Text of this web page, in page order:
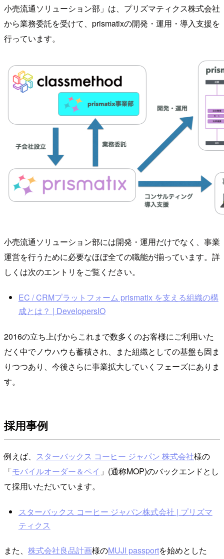
小売流通ソリューション部」は、プリズマティクス株式会社
から業務委託を受けて、prismatixの開発・運用・導入支援を
行っています。
小売流通ソリューション部には開発・運用だけでなく、事業
運営を行うために必要なほぼ全ての職能が揃っています。詳
しくは次のエントリをご覧ください。
EC / CRMプラットフォーム prismatix を支える組織の構
成とは？ | DevelopersIO
2016の立ち上げからこれまで数多くのお客様にご利用いた
だく中でノウハウも蓄積され、また組織としての基盤も固ま
りつつあり、今後さらに事業拡大していくフェーズにありま
す。
採用事例
例えば、 スターバックス コーヒー ジャパン 株式会社様の
「モバイルオーダー＆ペイ 」(通称MOP)のバックエンドとし
て採用いただいています。
スターバックス コーヒー ジャパン株式会社 | プリズマ
ティクス
また、 株式会社良品計画様のMUJI passportを始めとした